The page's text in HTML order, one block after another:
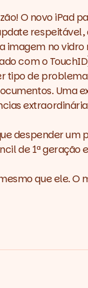
O novo
respeitável,
imagem no
com o
tipo de
despender um
de 1ª
que ele.